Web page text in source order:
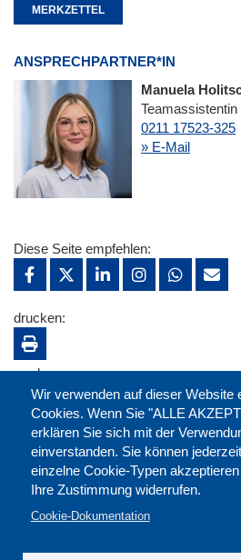
MERKZETTEL
ANSPRECHPARTNER*IN
Manuela
Teamassistentin
0211 17523-325
» E-Mail
Wir verwenden auf dieser Website
Cookies. Wenn Sie "ALLE
erklären Sie sich mit der
einverstanden. Sie können
einzelne Cookie-Typen
Ihre Zustimmung widerrufen.
Cookie-Dokumentation
Diese Seite empfehlen:
drucken:
merken: